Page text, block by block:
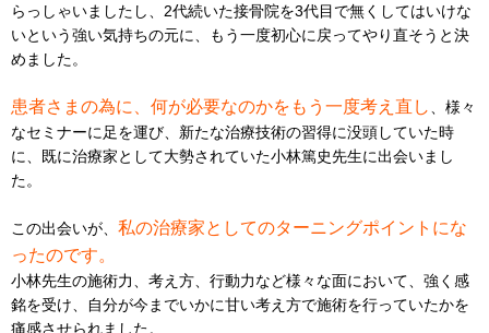
らっしゃいましたし、2代続いた接骨院を3代目で無くしてはいけな
いという強い気持ちの元に、もう一度初心に戻ってやり直そうと決
めました。
患者さまの為に、何が必要なのかをもう一度考え直し
、様々
なセミナーに足を運び、新たな治療技術の習得に没頭していた時
に、既に治療家として大勢されていた小林篤史先生に出会いまし
た。
この出会いが、 私の治療家としてのターニングポイントにな
ったのです。
小林先生の施術力、考え方、行動力など様々な面において、強く感
銘を受け、自分が今までいかに甘い考え方で施術を行っていたかを
痛感させられました。